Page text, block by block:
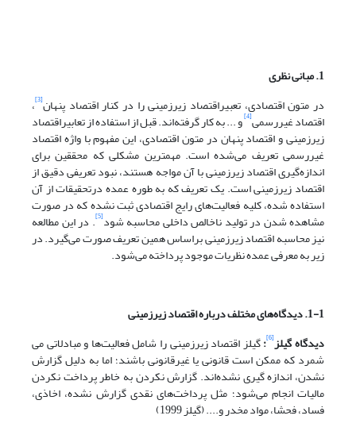
1. مبانی نظری
در متون اقتصادی، تعبیراقتصاد زیرزمینی را در کنار اقتصاد پنهان[3] ،
اقتصاد غیررسمی[4] و ... به کار گرفته‌اند. قبل از استفاده از تعابیراقتصاد
زیرزمینی و اقتصاد پنهان در متون اقتصادی، این مفهوم با واژه اقتصاد
غیررسمی تعریف می‌شده است. مهمترین مشکلی که محققین برای
اندازه‌گیری اقتصاد زیرزمینی با آن مواجه هستند، نبود تعریفی دقیق از
اقتصاد زیرزمینی است. یک تعریف که به طوره عمده درتحقیقات از آن
استفاده شده، کلیه فعالیت‌های رایج اقتصادی ثبت نشده که در صورت
مشاهده شدن در تولید ناخالص داخلی محاسبه شود[5] . در این مطالعه
نیز محاسبه اقتصاد زیرزمینی براساس همین تعریف صورت می‌گیرد. در
زیر به معرفی عمده نظریات موجود پرداخته می‌شود.
1-1. دیدگاه‌های مختلف درباره اقتصاد زیرزمینی
دیدگاه گیلز[6]
:گیلز اقتصاد زیرزمینی را شامل فعالیت‌ها و مبادلاتی می
شمرد که ممکن است قانونی یا غیرقانونی باشند؛ اما به دلیل گزارش
نشدن، اندازه گیری نشده‌اند. گزارش نکردن به خاطر پرداخت نکردن
مالیات انجام می‌شود؛ مثل پرداخت‌های نقدی گزارش نشده، اخاذی،
فساد، فحشا، مواد مخدر و.... (گیلز 1999)